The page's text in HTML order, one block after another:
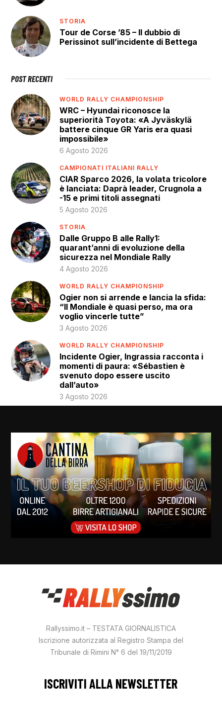
STORIA
Tour de Corse ’85 – Il dubbio di
Perissinot sull’incidente di Bettega
POST RECENTI
WORLD RALLY CHAMPIONSHIP
WRC – Hyundai riconosce la
superiorità Toyota: «A Jyväskylä
battere cinque GR Yaris era quasi
impossibile»
6 Agosto 2026
CAMPIONATI ITALIANI RALLY
CIAR Sparco 2026, la volata tricolore
è lanciata: Daprà leader, Crugnola a
-15 e primi titoli assegnati
5 Agosto 2026
STORIA
Dalle Gruppo B alle Rally1:
quarant’anni di evoluzione della
sicurezza nel Mondiale Rally
4 Agosto 2026
WORLD RALLY CHAMPIONSHIP
Ogier non si arrende e lancia la sfida:
“Il Mondiale è quasi perso, ma ora
voglio vincerle tutte”
3 Agosto 2026
WORLD RALLY CHAMPIONSHIP
Incidente Ogier, Ingrassia racconta i
momenti di paura: «Sébastien è
svenuto dopo essere uscito
dall’auto»
3 Agosto 2026
Rallyssimo.it – TESTATA GIORNALISTICA
Iscrizione autorizzata al Registro Stampa del
Tribunale di Rimini N° 6 del 19/11/2019
ISCRIVITI ALLA NEWSLETTER